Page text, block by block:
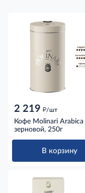
2 219 д/шт
Кофе Molinari Arabica
зерновой, 250г
В корзину